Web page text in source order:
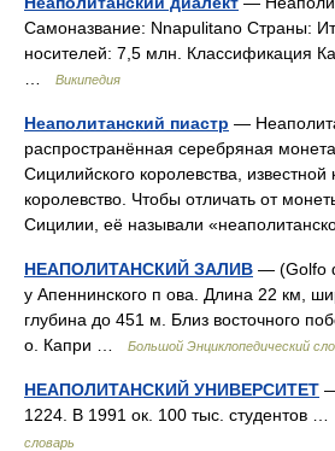
Самоназвание: Nnapulitano Страны:
носителей: 7,5 млн. Классификация
Википедия
Неаполитанский пиастр —
распространённая серебряная
Сицилийского королевства, известной
королевство. Чтобы отличать от
Сицилии, её называли
НЕАПОЛИТАНСКИЙ ЗАЛИВ — (Golfo
у Апеннинского п ова. Длина 22 км,
глубина до 451 м. Близ восточного
о. Капри …
Большой Энциклопедический
НЕАПОЛИТАНСКИЙ УНИВЕРСИТЕТ
1224. В 1991 ок. 100 тыс. студентов …
словарь